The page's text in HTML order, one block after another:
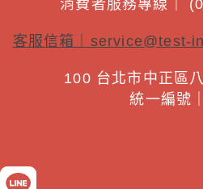
消費者服務專線｜
客服信箱｜ service@test-
100 台北市中正區
統一編號